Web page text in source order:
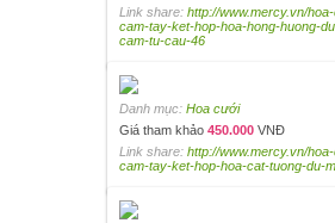
Link share: http://www.mercy.vn/
cam-tay-ket-hop-hoa-hong-huong-
cam-tu-cau-46
Danh mục: Hoa cưới
Giá tham khảo 450.000 VNĐ
Link share: http://www.mercy.vn/
cam-tay-ket-hop-hoa-cat-tuong-du-